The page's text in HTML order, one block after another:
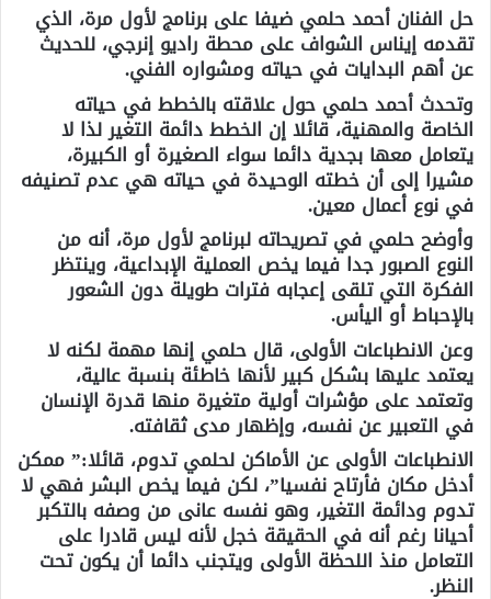
حل الفنان أحمد حلمي ضيفا على برنامج لأول مرة، الذي
تقدمه إيناس الشواف على محطة راديو إنرجي، للحديث
عن أهم البدايات في حياته ومشواره الفني.
وتحدث أحمد حلمي حول علاقته بالخطط في حياته
الخاصة والمهنية، قائلا إن الخطط دائمة التغير لذا لا
يتعامل معها بجدية دائما سواء الصغيرة أو الكبيرة،
مشيرا إلى أن خطته الوحيدة في حياته هي عدم تصنيفه
في نوع أعمال معين.
وأوضح حلمي في تصريحاته لبرنامج لأول مرة، أنه من
النوع الصبور جدا فيما يخص العملية الإبداعية، وينتظر
الفكرة التي تلقى إعجابه فترات طويلة دون الشعور
بالإحباط أو اليأس.
وعن الانطباعات الأولى، قال حلمي إنها مهمة لكنه لا
يعتمد عليها بشكل كبير لأنها خاطئة بنسبة عالية،
وتعتمد على مؤشرات أولية متغيرة منها قدرة الإنسان
في التعبير عن نفسه، وإظهار مدى ثقافته.
الانطباعات الأولى عن الأماكن لحلمي تدوم، قائلا:” ممكن
أدخل مكان فأرتاح نفسيا”، لكن فيما يخص البشر فهي لا
تدوم ودائمة التغير، وهو نفسه عانى من وصفه بالتكبر
أحيانا رغم أنه في الحقيقة خجل لأنه ليس قادرا على
التعامل منذ اللحظة الأولى ويتجنب دائما أن يكون تحت
النظر.